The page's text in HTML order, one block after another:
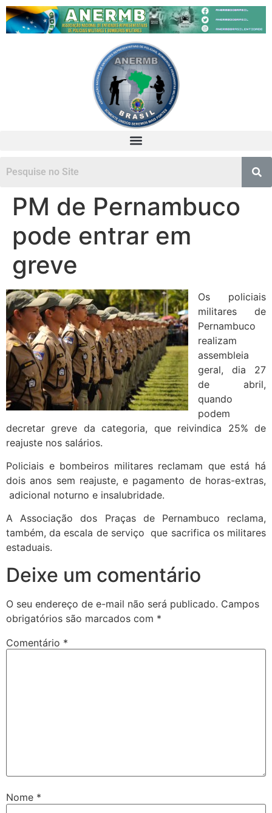
PM de Pernambuco
pode entrar em
greve
Os policiais
militares de
Pernambuco
realizam
assembleia
geral, dia 27
de abril,
quando
podem
decretar greve da categoria, que reivindica 25% de
reajuste nos salários.
Policiais e bombeiros militares reclamam que está há
dois anos sem reajuste, e pagamento de horas-extras,
adicional noturno e insalubridade.
A Associação dos Praças de Pernambuco reclama,
também, da escala de serviço que sacrifica os militares
estaduais.
Deixe um comentário
O seu endereço de e-mail não será publicado. Campos
obrigatórios são marcados com *
Comentário *
Nome *